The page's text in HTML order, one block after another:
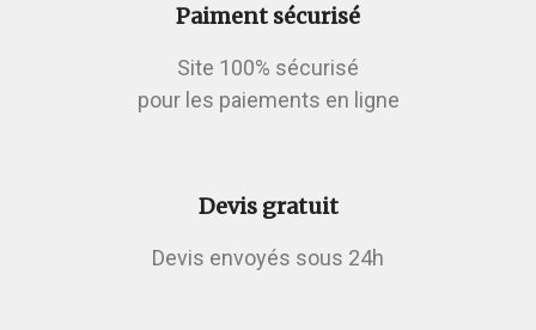
Paiment sécurisé
Site 100% sécurisé
pour les paiements en ligne
Devis gratuit
Devis envoyés sous 24h